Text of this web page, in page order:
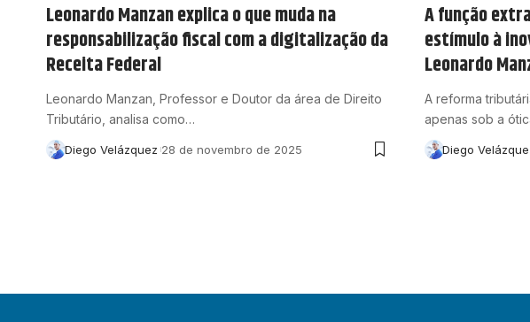
Leonardo Manzan explica o que muda na
responsabilização fiscal com a digitalização da
Receita Federal
Leonardo Manzan, Professor e Doutor da área de Direito
Tributário, analisa como…
Diego Velázquez 28 de novembro de 2025
A função
estímulo à
Leonardo
A reforma
apenas sob a
Diego